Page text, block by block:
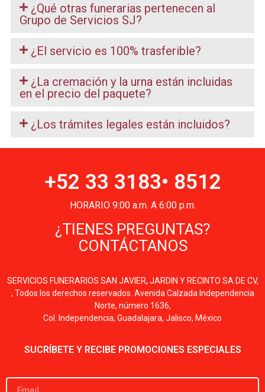
¿Qué otras funerarias pertenecen al
Grupo de Servicios SJ?
¿El servicio es 100% trasferible?
¿La cremación y la urna están incluidas
en el precio del paquete?
¿Los trámites legales están incluidos?
+52 33 3183• 8512
HORARIO 9:00 a.m. A 6:00 p.m.
¿TIENES PREGUNTAS?
CONTÁCTANOS
SERVICIOS FUNERARIOS SAN JAVIER, JARDIN Y RECINTO SA DE CV,
, Todos los derechos reservados. Avenida Calzada Independencia
Norte, número 1636,
Col. Independencia, Guadalajara, Jalisco, México
SUCRÍBETE Y RECIBE PROMOCIONES ESPECIALES